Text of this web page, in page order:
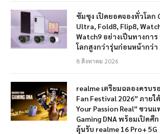
ซัมซุง เปิดยอดจองทั่วโลก
Ultra, Fold8, Flip8,
Watch9 อย่างเป็นทางกา
โลกสูงกว่ารุ่นก่อนหน้ากว่า
8 สิงหาคม 2026
realme เตรียมฉลองครบ
Fan Festival 2026” ภาย
Your Passion Real” ชวน
Gaming DNA พร้อมเปิดศึ
ลุ้นรับ realme 16 Pro+ 5G